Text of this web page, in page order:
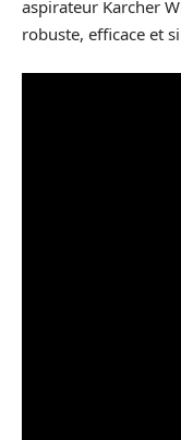
aspirateur Karcher
robuste, efficace et